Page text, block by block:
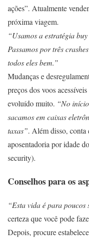
ações”. Atualmente
próxima viagem.
“Usamos a estratégia
Passamos por três
todos eles bem.”
Mudanças e
preços dos voos
evoluído muito. “No
sacamos em caixas
taxas”. Além disso, conta
aposentadoria por idade
security).
Conselhos para os
“Esta vida é para poucos
certeza que você pode
Depois, procure